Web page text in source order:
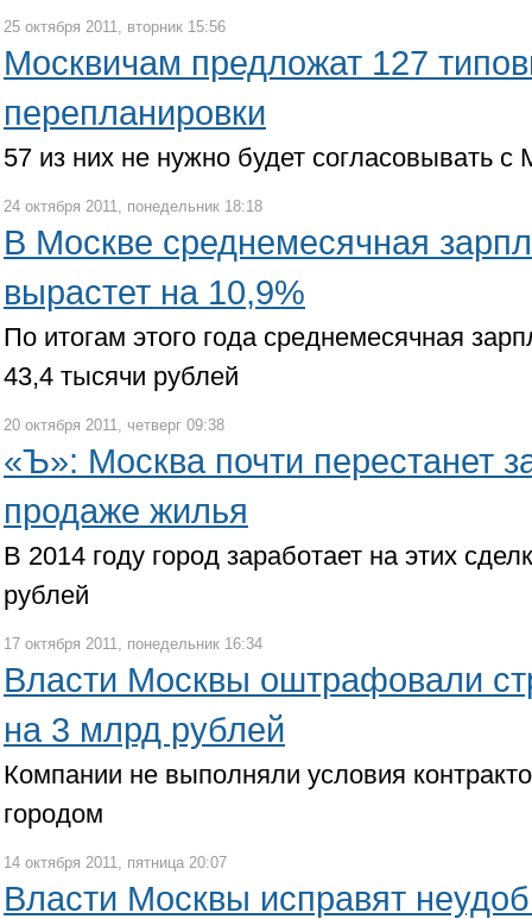
25 октября 2011, вторник 15:56
Москвичам предложат 127
перепланировки
57 из них не нужно будет согласовывать
24 октября 2011, понедельник 18:18
В Москве среднемесячная
вырастет на 10,9%
По итогам этого года среднемесячная
43,4 тысячи рублей
20 октября 2011, четверг 09:38
«Ъ»: Москва почти перестанет
продаже жилья
В 2014 году город заработает на этих
рублей
17 октября 2011, понедельник 16:34
Власти Москвы оштрафовали
на 3 млрд рублей
Компании не выполняли условия
городом
14 октября 2011, пятница 20:07
Власти Москвы исправят